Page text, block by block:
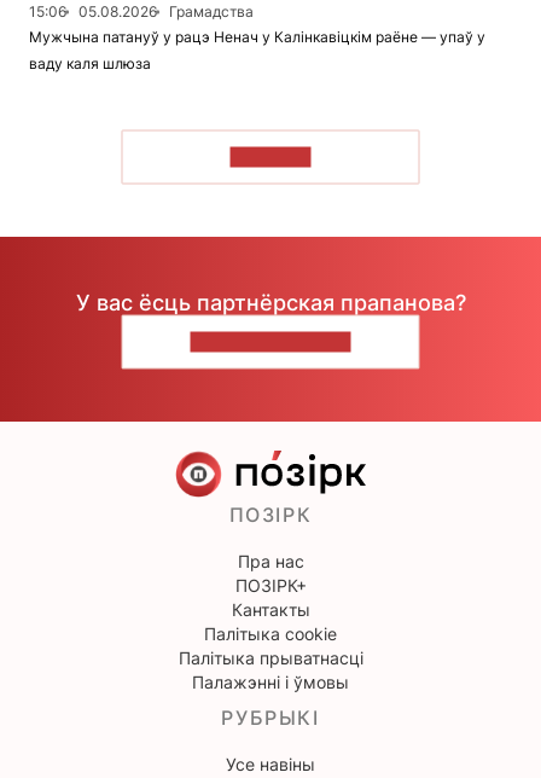
15:06
05.08.2026
Грамадства
Мужчына патануў у рацэ Ненач у Калінкавіцкім раёне — упаў у
ваду каля шлюза
У вас ёсць партнёрская прапанова?
ПОЗІРК
Пра нас
ПОЗІРК+
Кантакты
Палітыка cookie
Палітыка прыватнасці
Палажэнні і ўмовы
РУБРЫКІ
Усе навіны